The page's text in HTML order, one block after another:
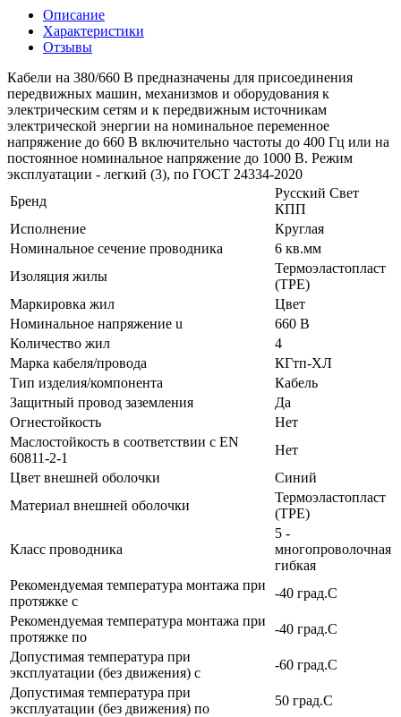
Описание
Характеристики
Отзывы
Кабели на 380/660 В предназначены для присоединения
передвижных машин, механизмов и оборудования к
электрическим сетям и к передвижным источникам
электрической энергии на номинальное переменное
напряжение до 660 В включительно частоты до 400 Гц или на
постоянное номинальное напряжение до 1000 В. Режим
эксплуатации - легкий (3), по ГОСТ 24334-2020
Бренд
Русский Свет
КПП
Исполнение
Круглая
Номинальное сечение проводника
6 кв.мм
Изоляция жилы
Термоэластопласт
(TPE)
Маркировка жил
Цвет
Номинальное напряжение u
660 В
Количество жил
4
Марка кабеля/провода
КГтп-ХЛ
Тип изделия/компонента
Кабель
Защитный провод заземления
Да
Огнестойкость
Нет
Маслостойкость в соответствии с EN
60811-2-1
Нет
Цвет внешней оболочки
Синий
Материал внешней оболочки
Термоэластопласт
(TPE)
Класс проводника
5 -
многопроволочная
гибкая
Рекомендуемая температура монтажа при
протяжке с
-40 град.C
Рекомендуемая температура монтажа при
протяжке по
-40 град.C
Допустимая температура при
эксплуатации (без движения) с
-60 град.C
Допустимая температура при
эксплуатации (без движения) по
50 град.C